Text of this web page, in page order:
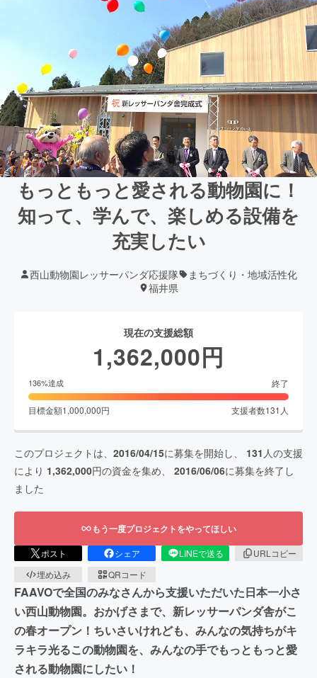
もっともっと愛される動物園に！
知って、学んで、楽しめる設備を
充実したい
西山動物園レッサーパンダ応援隊
まちづくり・地域活性化
福井県
現在の支援総額
1,362,000円
136%達成 終了
目標金額1,000,000円 支援者数131 人
このプロジェクトは、 2016/04/15に募集を開始し、 131 人の支援
により 1,362,000円の資金を集め、 2016/06/06に募集を終了し
ました
もう一度プロジェクトをやってほしい
ポスト シェア LINEで送る
URLコピー
埋め込み
QRコード
FAAVOで全国のみなさんから支援いただいた日本一小さ
い西山動物園。おかげさまで、新レッサーパンダ舎がこ
の春オープン！ちいさいけれども、みんなの気持ちがキ
ラキラ光るこの動物園を、みんなの手でもっともっと愛
される動物園にしたい！